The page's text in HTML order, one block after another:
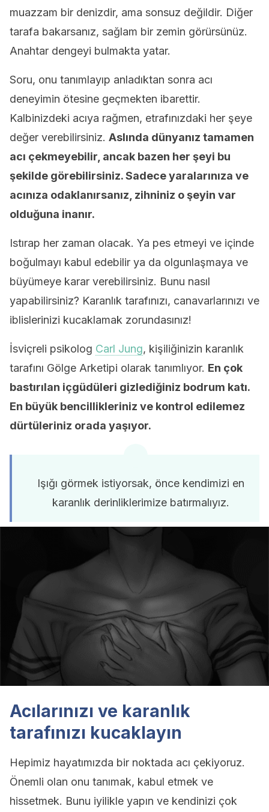
muazzam bir denizdir, ama sonsuz değildir. Diğer
tarafa bakarsanız, sağlam bir zemin görürsünüz.
Anahtar dengeyi bulmakta yatar.
Soru, onu tanımlayıp anladıktan sonra acı
deneyimin ötesine geçmekten ibarettir.
Kalbinizdeki acıya rağmen, etrafınızdaki her şeye
değer verebilirsiniz. Aslında dünyanız tamamen
acı çekmeyebilir, ancak bazen her şeyi bu
şekilde görebilirsiniz. Sadece yaralarınıza ve
acınıza odaklanırsanız, zihniniz o şeyin var
olduğuna inanır.
Istırap her zaman olacak. Ya pes etmeyi ve içinde
boğulmayı kabul edebilir ya da olgunlaşmaya ve
büyümeye karar verebilirsiniz. Bunu nasıl
yapabilirsiniz? Karanlık tarafınızı, canavarlarınızı ve
iblislerinizi kucaklamak zorundasınız!
İsviçreli psikolog Carl Jung, kişiliğinizin karanlık
tarafını Gölge Arketipi olarak tanımlıyor. En çok
bastırılan içgüdüleri gizlediğiniz bodrum katı.
En büyük bencillikleriniz ve kontrol edilemez
dürtüleriniz orada yaşıyor.
Işığı görmek istiyorsak, önce kendimizi en
karanlık derinliklerimize batırmalıyız.
Acılarınızı ve karanlık
tarafınızı kucaklayın
Hepimiz hayatımızda bir noktada acı çekiyoruz.
Önemli olan onu tanımak, kabul etmek ve
hissetmek. Bunu iyilikle yapın ve kendinizi çok